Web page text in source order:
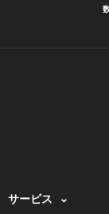
サービス